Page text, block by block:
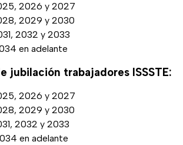
2026 y 2027
2029 y 2030
2032 y 2033
en adelante
jubilación trabajadores ISSSTE:
2026 y 2027
2029 y 2030
2032 y 2033
en adelante